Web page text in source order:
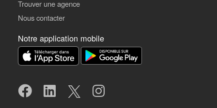
Trouver une agence
Nous contacter
Notre application mobile